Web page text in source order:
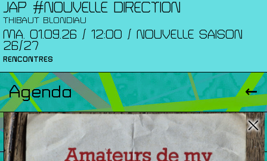
JAP #NOUVELLE DIRECTION
THIBAUT BLONDIAU
MA. 01.09.26 / 12:00 / NOUVELLE SAISON
26/27
RENCONTRES
Agenda
Expositions